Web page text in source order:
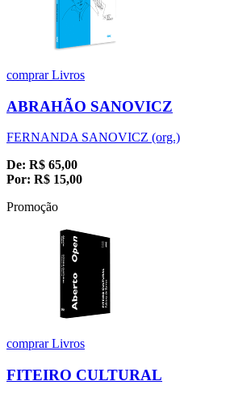
comprarLivros
ABRAHÃO SANOVICZ
FERNANDA SANOVICZ (org.)
De: R$ 65,00
Por: R$ 15,00
Promoção
comprarLivros
FITEIRO CULTURAL